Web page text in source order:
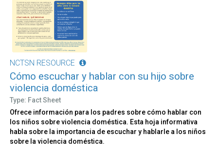
NCTSN RESOURCE
Cómo escuchar y hablar con su hijo sobre
violencia doméstica
Type: Fact Sheet
Ofrece información para los padres sobre cómo hablar con
los niños sobre violencia doméstica. Esta hoja informativa
habla sobre la importancia de escuchar y hablarle a los niños
sobre la violencia doméstica.